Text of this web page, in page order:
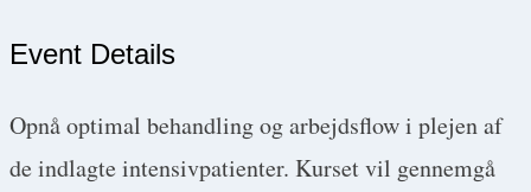
Event Details
Opnå optimal behandling og arbejdsflow i plejen af
de indlagte intensivpatienter. Kurset vil gennemgå